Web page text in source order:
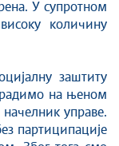
У супротном
количину
заштиту
радимо на њеном
управе.
партиципације